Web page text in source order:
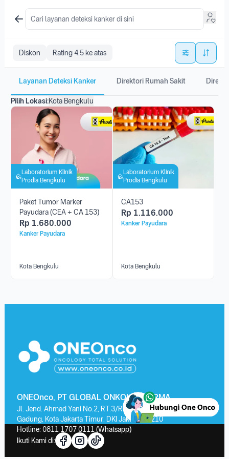
Diskon Rating 4.5 ke atas
Layanan Deteksi Kanker Direktori Rumah Sakit
Pilih Lokasi:Kota Bengkulu
Laboratorium Klinik
Prodia Bengkulu
Paket Tumor Marker
Payudara (CEA + CA 153)
Rp 1.680.000
Kanker Payudara
Kota Bengkulu
Laboratorium Klinik
Prodia Bengkulu
CA153
Rp 1.116.000
Kanker Payudara
Kota Bengkulu
ONEOnco, PT GLOBAL ONKOLAB FARMA
Jl. Jend. Ahmad Yani No.2, RT.3/RW.13, Kayu Putih, Kec. Pulo
Gadung, Kota Jakarta Timur, DKI Jakarta 13210
Hotline: 0811 1707 0111 (Whatsapp)
Ikuti Kami di: